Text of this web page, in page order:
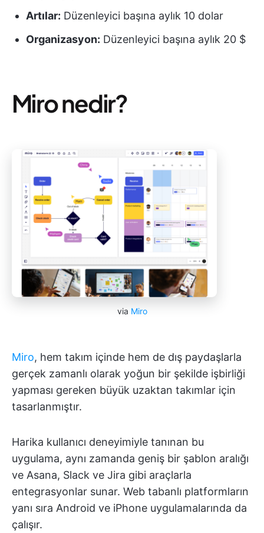
Artılar: Düzenleyici başına aylık 10 dolar
Organizasyon: Düzenleyici başına aylık 20 $
Miro nedir?
via Miro
Miro, hem takım içinde hem de dış paydaşlarla
gerçek zamanlı olarak yoğun bir şekilde işbirliği
yapması gereken büyük uzaktan takımlar için
tasarlanmıştır.
Harika kullanıcı deneyimiyle tanınan bu
uygulama, aynı zamanda geniş bir şablon aralığı
ve Asana, Slack ve Jira gibi araçlarla
entegrasyonlar sunar. Web tabanlı platformların
yanı sıra Android ve iPhone uygulamalarında da
çalışır.